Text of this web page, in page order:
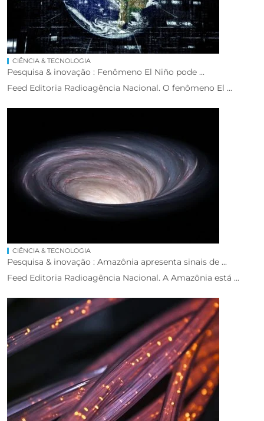
CIÊNCIA & TECNOLOGIA
Pesquisa & inovação : Fenômeno El Niño pode ...
Feed Editoria Radioagência Nacional. O fenômeno El ...
CIÊNCIA & TECNOLOGIA
Pesquisa & inovação : Amazônia apresenta sinais de ...
Feed Editoria Radioagência Nacional. A Amazônia está ...